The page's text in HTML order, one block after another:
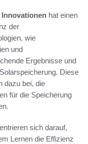
hat einen
der
wie
und
Ergebnisse und
Diese
dazu bei, die
für die Speicherung
sich darauf,
Lernen die Effizienz